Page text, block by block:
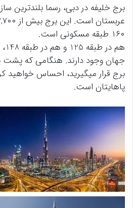
برج خلیفه در دبی، رسما بلندترین
١۶۰ طبقه مسکونی است.
جهان وجود دارند. هنگامی که پشت
برج قرار میگیرید، احساس خواهید
پاهایتان است.